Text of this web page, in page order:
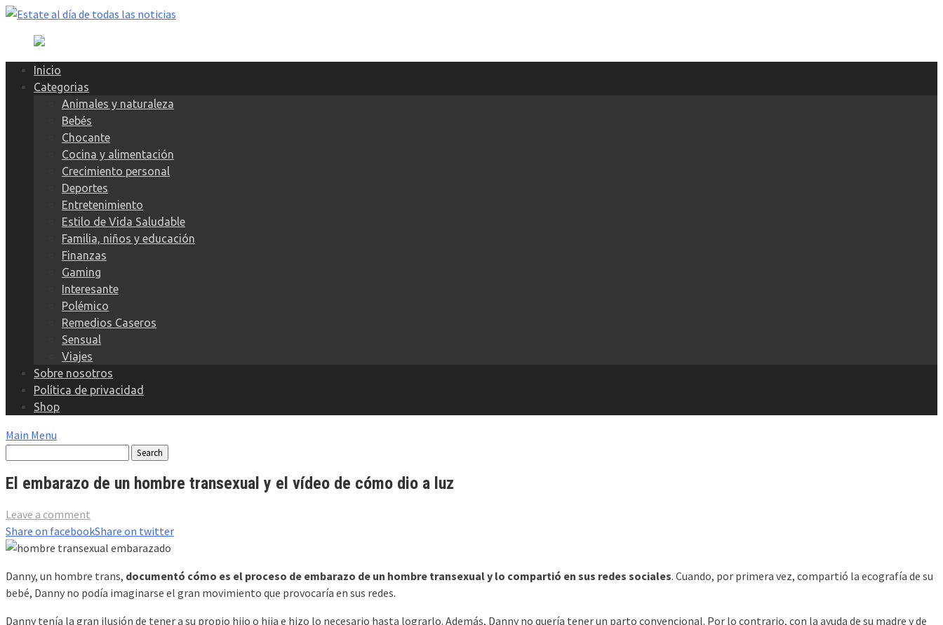
Skip
content
Inicio
Categorias
Animales y naturaleza
Bebés
Chocante
Cocina y alimentación
Crecimiento personal
Deportes
Entretenimiento
Estilo de Vida Saludable
Familia, niños y educación
Finanzas
Gaming
Interesante
Polémico
Remedios Caseros
Sensual
Viajes
Sobre nosotros
Política de privacidad
Shop
Main Menu
El embarazo de un hombre transexual y el vídeo de cómo dio a luz
Leave a comment
Share on facebookShare on twitter
Danny, un hombre trans, documentó cómo es el proceso de embarazo de un hombre transexual y lo compartió en sus redes sociales. Cuando, por primera vez, compartió la ecografía de su
bebé, Danny no podía imaginarse el gran movimiento que provocaría en sus redes.
Danny tenía la gran ilusión de tener a su propio hijo o hija e hizo lo necesario hasta lograrlo. Además, Danny no quería tener un parto convencional. Por lo contrario, con la ayuda de su madre y de